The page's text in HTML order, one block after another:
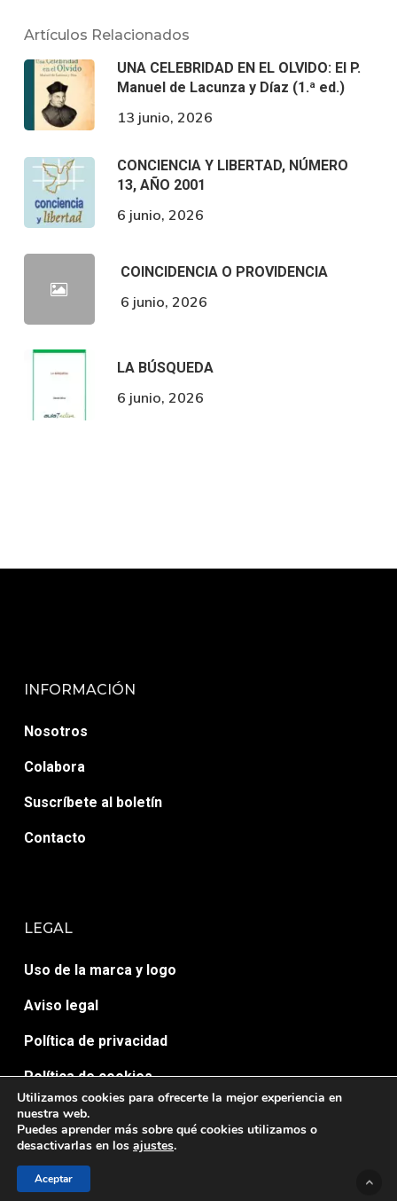
Artículos Relacionados
UNA CELEBRIDAD EN EL OLVIDO: El P.
Manuel de Lacunza y Díaz (1.ª ed.)
13 junio, 2026
CONCIENCIA Y LIBERTAD, NÚMERO
13, AÑO 2001
6 junio, 2026
COINCIDENCIA O PROVIDENCIA
6 junio, 2026
LA BÚSQUEDA
6 junio, 2026
INFORMACIÓN
Nosotros
Colabora
Suscríbete al boletín
Contacto
LEGAL
Uso de la marca y logo
Aviso legal
Política de privacidad
Política de cookies
Utilizamos cookies para ofrecerte la mejor experiencia en
nuestra web.
Puedes aprender más sobre qué cookies utilizamos o
desactivarlas en los ajustes.
Aceptar